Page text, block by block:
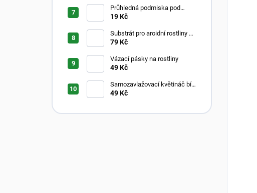
Průhledná podmiska pod
květináč
19 Kč
Substrát pro aroidní rostliny –
Aroid Mix
79 Kč
Vázací pásky na rostliny
49 Kč
Samozavlažovací květináč bílý
s průhledným vnitřkem
49 Kč